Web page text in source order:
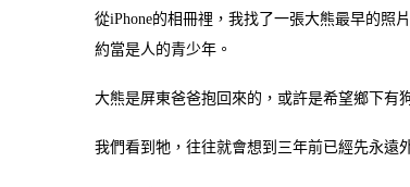
從iPhone的相冊𥚃，我找了一張大熊最早的照
約當是人的青少年。
大熊是屏東爸爸抱回來的，或許是希望鄉下有
我們看到牠，往往就會想到三年前已經先永遠